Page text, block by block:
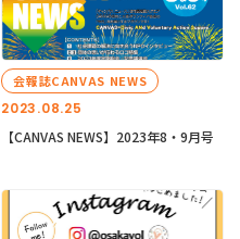
2023.08.25
会報誌CANVAS NEWS
【CANVAS NEWS】2023年8・9月号